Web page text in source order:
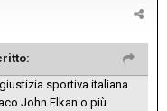
sportiva italiana
John Elkan o più